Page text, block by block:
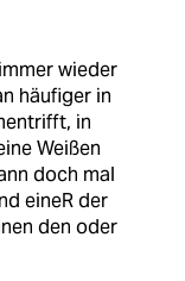
wieder
häufiger in
in
Weißen
doch mal
eineR der
den oder